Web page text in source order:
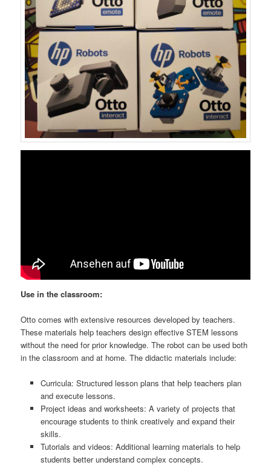
Use in the classroom:
Otto comes with extensive resources developed by teachers.
These materials help teachers design effective STEM lessons
without the need for prior knowledge. The robot can be used both
in the classroom and at home. The didactic materials include:
Curricula: Structured lesson plans that help teachers plan
and execute lessons.
Project ideas and worksheets: A variety of projects that
encourage students to think creatively and expand their
skills.
Tutorials and videos: Additional learning materials to help
students better understand complex concepts.